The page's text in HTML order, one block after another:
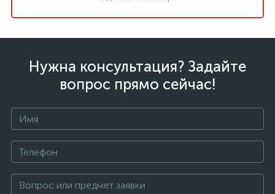
Нужна консультация? Задайте
вопрос прямо сейчас!